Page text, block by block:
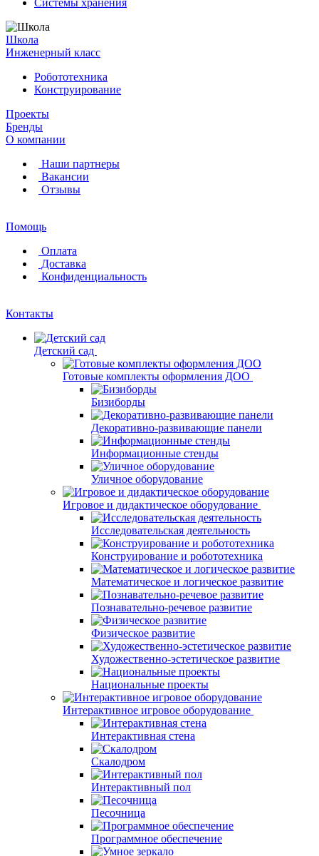
Системы хранения
Школа
Инженерный класс
Робототехника
Конструирование
Проекты
Бренды
О компании
Наши партнеры
Вакансии
Отзывы
Помощь
Оплата
Доставка
Конфиденциальность
Контакты
Детский сад
Готовые комплекты оформления ДОО
Бизиборды
Декоративно-развивающие панели
Информационные стенды
Уличное оборудование
Игровое и дидактическое оборудование
Исследовательская деятельность
Конструирование и робототехника
Математическое и логическое развитие
Познавательно-речевое развитие
Физическое развитие
Художественно-эстетическое развитие
Национальные проекты
Интерактивное игровое оборудование
Интерактивная стена
Скалодром
Интерактивный пол
Песочница
Программное обеспечение